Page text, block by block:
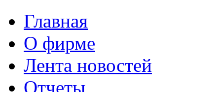
Главная
О фирме
Лента новостей
Отчеты